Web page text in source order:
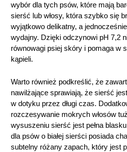
wybór dla tych psów, które mają
sierść lub włosy, która szybko się
wyjątkowo delikatny, a
wydajny. Dzięki odczynowi pH 7,2
równowagi psiej skóry i pomaga w
kąpieli.
Warto również podkreślić, że
nawilżające sprawiają, że sierść
w dotyku przez długi czas.
rozczesywanie mokrych włosów
wysuszeniu sierść jest pełna
dla psów o białej sierści posiada
subtelny różany zapach, który jest